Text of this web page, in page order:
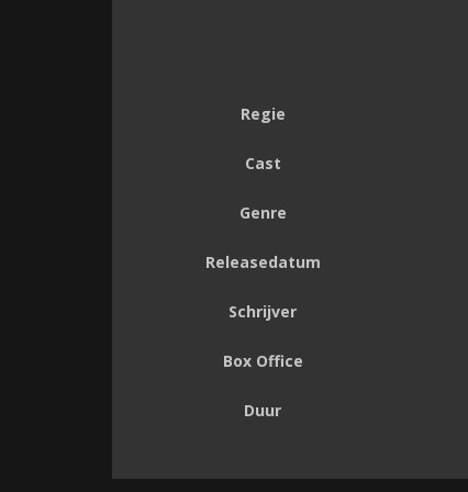
Regie
Cast
Genre
Releasedatum
Schrijver
Box Office
Duur